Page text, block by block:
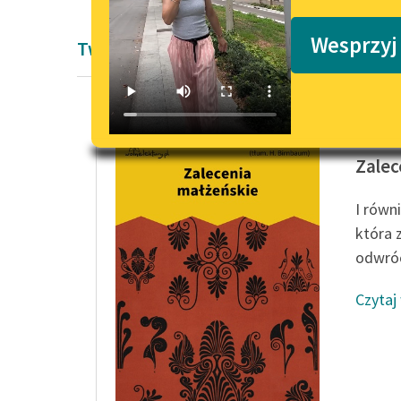
Twórczość Plutarcha
I
która
Czytaj